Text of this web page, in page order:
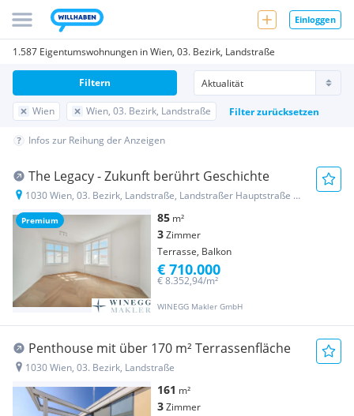
Einloggen
1.587 Eigentumswohnungen in Wien, 03. Bezirk, Landstraße
Wien Wien, 03. Bezirk, Landstraße Filter zurücksetzen
Filtern
Infos zur Reihung der Anzeigen
Premium
The Legacy - Zukunft berührt Geschichte
1030 Wien, 03. Bezirk, Landstraße, Landstraßer Hauptstraße 144
85 m²
3Zimmer
Terrasse, Balkon
WINEGG Makler GmbH
€ 8.352,94/m²
€ 710.000
Penthouse mit über 170 m² Terrassenfläche
1030 Wien, 03. Bezirk, Landstraße
161 m²
3Zimmer